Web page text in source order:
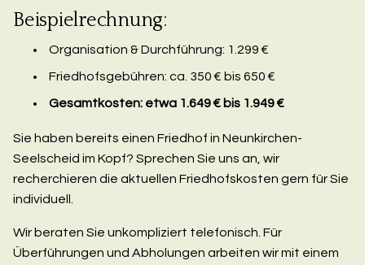
Beispielrechnung:
Organisation & Durchführung: 1.299 €
Friedhofsgebühren: ca. 350 € bis 650 €
Gesamtkosten: etwa 1.649 € bis 1.949 €
Sie haben bereits einen Friedhof in Neunkirchen-
Seelscheid im Kopf? Sprechen Sie uns an, wir
recherchieren die aktuellen Friedhofskosten gern für Sie
individuell.
Wir beraten Sie unkompliziert telefonisch. Für
Überführungen und Abholungen arbeiten wir mit einem